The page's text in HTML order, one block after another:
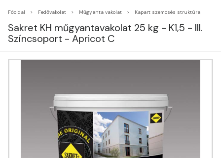
Főoldal Fedővakolat Műgyanta vakolat Kapart szemcsés struktúra
Sakret KH műgyantavakolat 25 kg - K1,5 - III.
Színcsoport - Apricot C